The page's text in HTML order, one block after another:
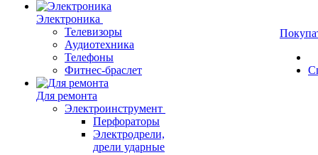
Электроника
Телевизоры
Аудиотехника
Телефоны
Фитнес-браслет
Для ремонта
Электроинструмент
Перфораторы
Электродрели,
дрели ударные